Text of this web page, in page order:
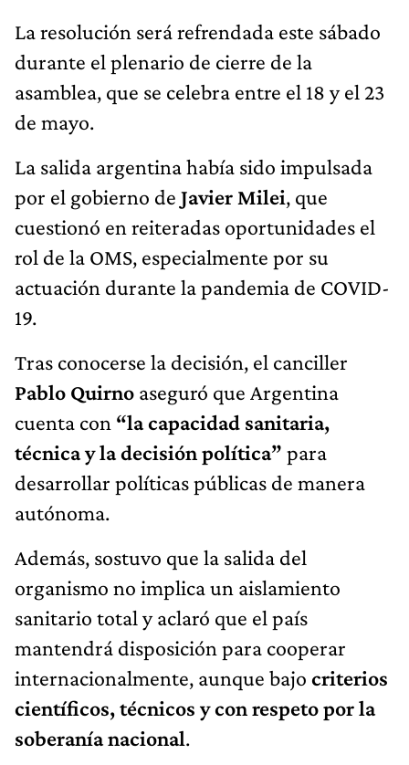
La resolución será refrendada este sábado
durante el plenario de cierre de la
asamblea, que se celebra entre el 18 y el 23
de mayo.
La salida argentina había sido impulsada
por el gobierno de Javier Milei, que
cuestionó en reiteradas oportunidades el
rol de la OMS, especialmente por su
actuación durante la pandemia de COVID-
19.
Tras conocerse la decisión, el canciller
Pablo Quirno aseguró que Argentina
cuenta con “la capacidad sanitaria,
técnica y la decisión política” para
desarrollar políticas públicas de manera
autónoma.
Además, sostuvo que la salida del
organismo no implica un aislamiento
sanitario total y aclaró que el país
mantendrá disposición para cooperar
internacionalmente, aunque bajo criterios
científicos, técnicos y con respeto por la
soberanía nacional.